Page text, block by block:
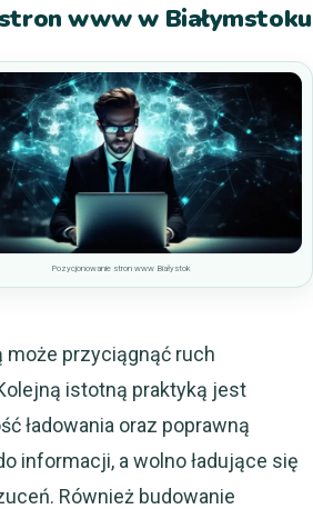
www w Białymstoku
Pozycjonowanie stron www Białystok
może przyciągnąć ruch
istotną praktyką jest
ładowania oraz poprawną
informacji, a wolno ładujące się
Również budowanie